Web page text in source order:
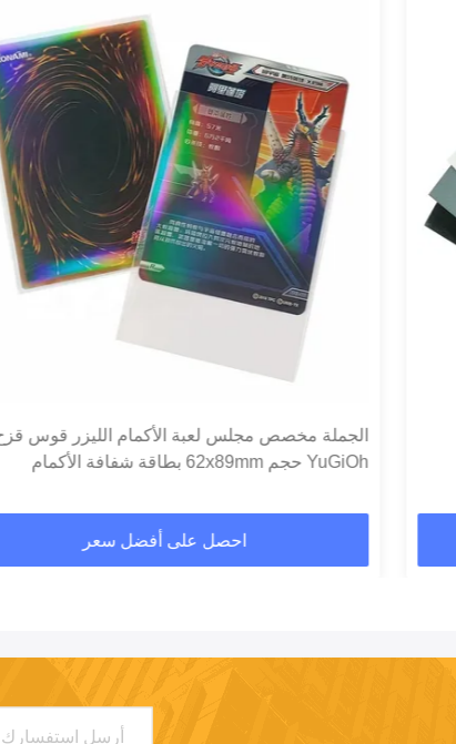
الجملة مخصص مجلس لعبة الأكمام الليزر قوس
YuGiOh حجم 62x89mm بطاقة شفافة الأكمام
احصل على أفضل سعر